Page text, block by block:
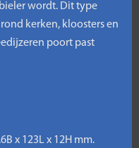
wordt. Dit type
kerken, kloosters en
poort past
x 123L x 12H mm.